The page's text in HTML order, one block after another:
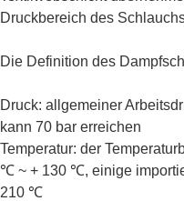
Druckbereich des
Die Definition des
Druck: allgemeiner
kann 70 bar erreichen
Temperatur: der
℃ ~ + 130 ℃, einige
210 ℃